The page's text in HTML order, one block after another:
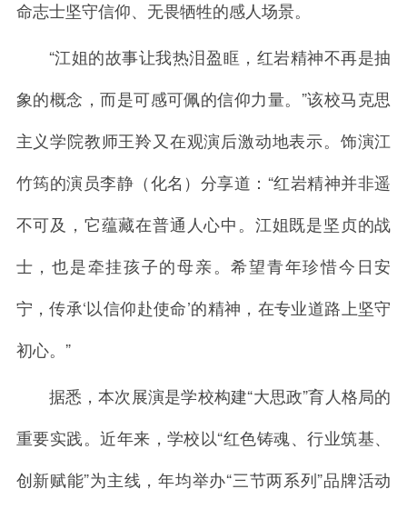
命志士坚守信仰、无畏牺牲的感人场景。
“江姐的故事让我热泪盈眶，红岩精神不再是抽
象的概念，而是可感可佩的信仰力量。”该校马克思
主义学院教师王羚又在观演后激动地表示。饰演江
竹筠的演员李静（化名）分享道：“红岩精神并非遥
不可及，它蕴藏在普通人心中。江姐既是坚贞的战
士，也是牵挂孩子的母亲。希望青年珍惜今日安
宁，传承‘以信仰赴使命’的精神，在专业道路上坚守
初心。”
据悉，本次展演是学校构建“大思政”育人格局的
重要实践。近年来，学校以“红色铸魂、行业筑基、
创新赋能”为主线，年均举办“三节两系列”品牌活动